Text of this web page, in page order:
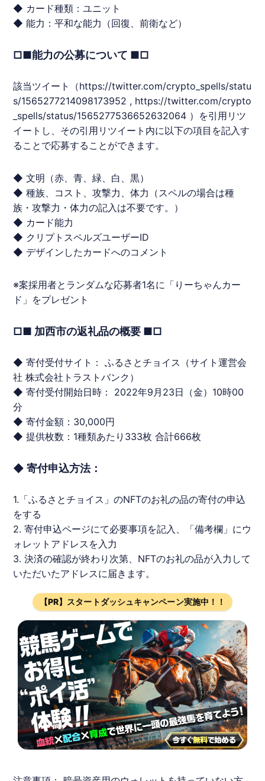
◆ カード種類：ユニット
◆ 能力：平和な能力（回復、前衛など）
□■能力の公募について ■□
該当ツイート（https://twitter.com/crypto_spells/statu
s/1565277214098173952 , https://twitter.com/crypto
_spells/status/1565277536652632064 ）を引用リツ
イートし、その引用リツイート内に以下の項目を記入す
ることで応募することができます。
◆ 文明（赤、青、緑、白、黒）
◆ 種族、コスト、攻撃力、体力（スペルの場合は種
族・攻撃力・体力の記入は不要です。）
◆ カード能力
◆ クリプトスペルズユーザーID
◆ デザインしたカードへのコメント
※案採用者とランダムな応募者1名に「りーちゃんカー
ド」をプレゼント
□■ 加西市の返礼品の概要 ■□
◆ 寄付受付サイト： ふるさとチョイス（サイト運営会
社 株式会社トラストバンク）
◆ 寄付受付開始日時： 2022年9月23日（金）10時00
分
◆ 寄付金額：30,000円
◆ 提供枚数：1種類あたり333枚 合計666枚
◆ 寄付申込方法：
1.「ふるさとチョイス」のNFTのお礼の品の寄付の申込
をする
2. 寄付申込ページにて必要事項を記入、「備考欄」にウ
ォレットアドレスを入力
3. 決済の確認が終わり次第、 NFTのお礼の品が入力して
いただいたアドレスに届きます。
【PR】スタートダッシュキャンペーン実施中！！